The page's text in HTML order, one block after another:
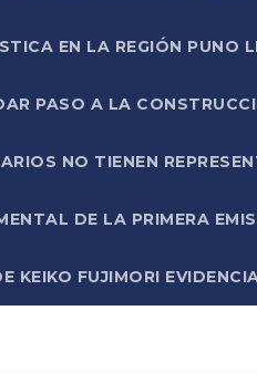
EN LA REGIÓN PUNO
PASO A LA
NO TIENEN
DE LA PRIMERA
KEIKO FUJIMORI